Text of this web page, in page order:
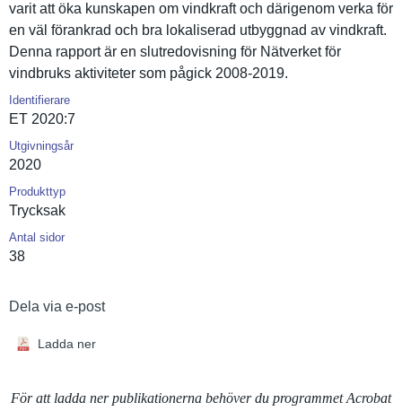
varit att öka kunskapen om vindkraft och därigenom verka för
en väl förankrad och bra lokalisera­d utbyggnad av vindkraft.
Denna rapport är en slutredovi­sning för Nätverket för
vindbruks aktivitete­r som pågick 2008-2019.
Identifierare
ET 2020:7
Utgivningsår
2020
Produkttyp
Trycksak
Antal sidor
38
Dela via e-post
Ladda ner
För att ladda ner publikationerna behöver du programmet Acrobat